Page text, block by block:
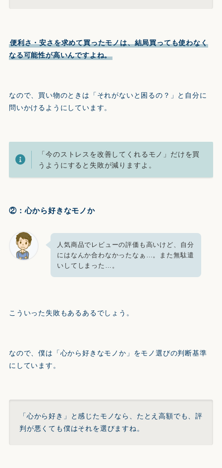
便利さ・安さを求めて買ったモノは、結局買っても使わなく
なる可能性が高いんですよね。
なので、買い物のときは「それがないと困るの？」と自分に
問いかけるようにしています。
「今のストレスを改善してくれるモノ」だけを買
うようにすると失敗が減りますよ。
②：心から好きなモノか
人気商品でレビューの評価も高いけど、自分
にはなんか合わなかったなぁ…。また無駄遣
いしてしまった…。
こういった失敗もあるあるでしょう。
なので、僕は「心から好きなモノか」をモノ選びの判断基準
にしています。
「心から好き」と感じたモノなら、たとえ高額でも、評
判が悪くても僕はそれを選びますね。